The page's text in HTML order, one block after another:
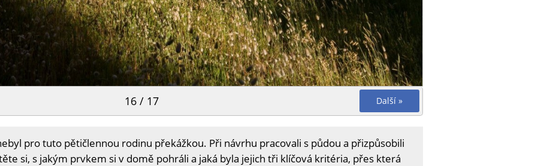
Další »
16 / 17
pro tuto pětičlennou rodinu překážkou. Při návrhu pracovali s půdou a přizpůsobili
si, s jakým prvkem si v domě pohráli a jaká byla jejich tři klíčová kritéria, přes která